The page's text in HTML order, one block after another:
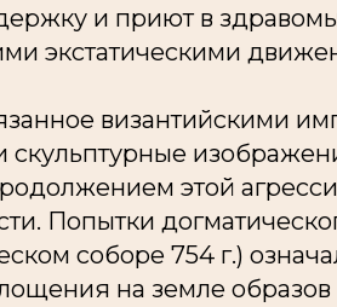
и приют в
экстатическими
византийскими
скульптурные
этой
Попытки
соборе 754 г.)
на земле